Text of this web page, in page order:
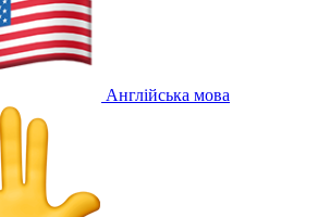
Англійська мова